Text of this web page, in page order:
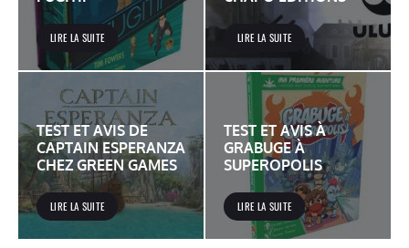
LIRE LA SUITE LIRE LA SUITE
TEST ET AVIS DE
CAPTAIN ESPERANZA
CHEZ GREEN GAMES
LIRE LA SUITE
TEST ET AVIS À
GRABUGE À
SUPEROPOLIS
LIRE LA SUITE